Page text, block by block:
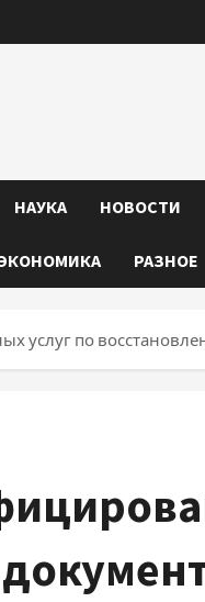
НАУКА НОВОСТИ
РАЗНОЕ
услуг по